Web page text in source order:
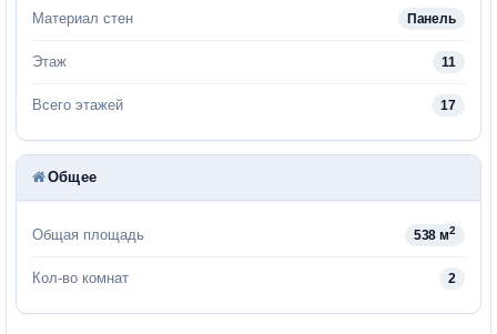
Материал стен Панель
Этаж 11
Всего этажей 17
Общее
Общая площадь 538 м2
Кол-во комнат 2